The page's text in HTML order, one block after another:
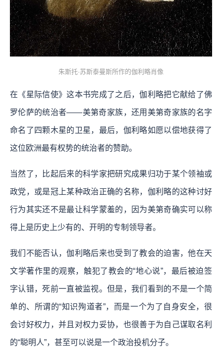
朱斯托·苏斯泰曼斯所作的伽利略肖像
在《星际信使》这本书完成了之后，伽利略把它献给了佛
罗伦萨的统治者——美第奇家族，还用美第奇家族的名字
命名了四颗木星的卫星，最后，伽利略如愿以偿地获得了
这位欧洲最有权势的统治者的赞助。
当然了，比起后来的科学家把研究成果归功于某个领袖或
政党，或是冠上某种政治正确的名称，伽利略的这种讨好
行为其实还不是最让科学蒙羞的，因为美第奇确实可以称
得上是历史上少有的、开明的专制领导者。
我们不能否认，伽利略后来也受到了教会的迫害，他在天
文学著作里的观察，触犯了教会的“地心说”，最后被迫签
字认错，死前一直被监视。但是，我们看到的不是一个简
单的、所谓的“知识殉道者”，而是一个为了自身安全，很
会讨好权力，并且对权力妥协，也很善于为自己谋取名利
的“聪明人”，甚至可以说是一个政治投机分子。